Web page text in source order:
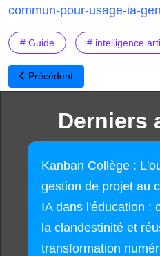
commun-pour-usage-ia-
# Guide # intelligence
Article précédent : IA dans
Précédent
Derniers
Kanban Collège :
gestion de projet au
IA dans l'éducation :
la clandestinité et
transformation